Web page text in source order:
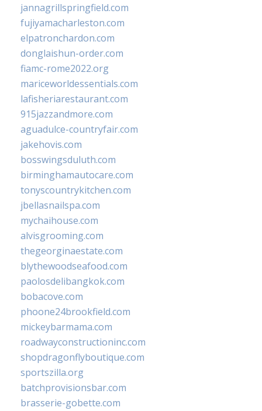
jannagrillspringfield.com
fujiyamacharleston.com
elpatronchardon.com
donglaishun-order.com
fiamc-rome2022.org
mariceworldessentials.com
lafisheriarestaurant.com
915jazzandmore.com
aguadulce-countryfair.com
jakehovis.com
bosswingsduluth.com
birminghamautocare.com
tonyscountrykitchen.com
jbellasnailspa.com
mychaihouse.com
alvisgrooming.com
thegeorginaestate.com
blythewoodseafood.com
paolosdelibangkok.com
bobacove.com
phoone24brookfield.com
mickeybarmama.com
roadwayconstructioninc.com
shopdragonflyboutique.com
sportszilla.org
batchprovisionsbar.com
brasserie-gobette.com